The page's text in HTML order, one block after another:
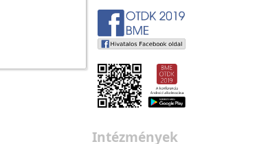
Intézmények